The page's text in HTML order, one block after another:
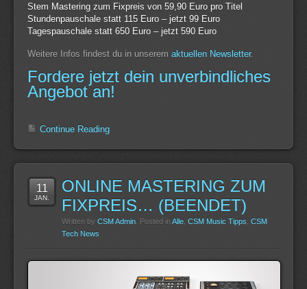
Stem Mastering zum Fixpreis von 59,90 Euro pro Titel
Stundenpauschale statt 115 Euro – jetzt 99 Euro
Tagespauschale statt 650 Euro – jetzt 590 Euro
Weitere Infos findest du in unserem aktuellen Newsletter.
Fordere jetzt dein unverbindliches
Angebot an!
Continue Reading
11
JAN.
ONLINE MASTERING ZUM
FIXPREIS… (BEENDET)
Written by CSM Admin . Posted in Alle CSM Music Tipps CSM
Tech News